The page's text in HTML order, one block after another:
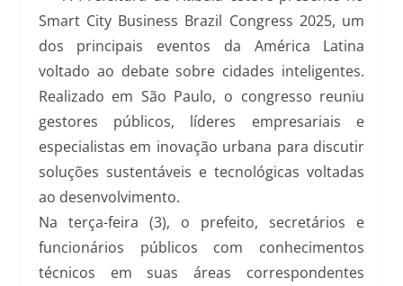
Smart City Business Brazil Congress 2025, um
dos principais eventos da América Latina
voltado ao debate sobre cidades inteligentes.
Realizado em São Paulo, o congresso reuniu
gestores públicos, líderes empresariais e
especialistas em inovação urbana para discutir
soluções sustentáveis e tecnológicas voltadas
ao desenvolvimento.
Na terça-feira (3), o prefeito, secretários e
funcionários públicos com conhecimentos
técnicos em suas áreas correspondentes